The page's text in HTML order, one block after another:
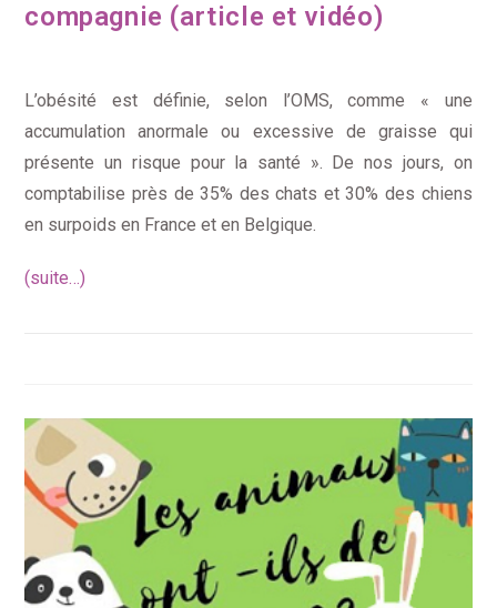
compagnie (article et vidéo)
L’obésité est définie, selon l’OMS, comme « une
accumulation anormale ou excessive de graisse qui
présente un risque pour la santé ». De nos jours, on
comptabilise près de 35% des chats et 30% des chiens
en surpoids en France et en Belgique.
(suite…)